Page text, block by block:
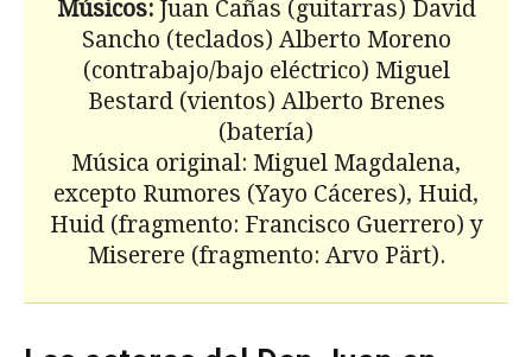
Músicos:Juan Cañas (guitarras) David
Sancho (teclados) Alberto Moreno
(contrabajo/bajo eléctrico) Miguel
Bestard (vientos) Alberto Brenes
(batería)
Música original: Miguel Magdalena,
excepto Rumores (Yayo Cáceres), Huid,
Huid (fragmento: Francisco Guerrero) y
Miserere (fragmento: Arvo Pärt).